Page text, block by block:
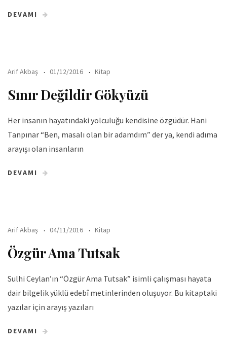
DEVAMI
Arif Akbaş 01/12/2016 Kitap
Sınır Değildir Gökyüzü
Her insanın hayatındaki yolculuğu kendisine özgüdür. Hani
Tanpınar “Ben, masalı olan bir adamdım” der ya, kendi adıma
arayışı olan insanların
DEVAMI
Arif Akbaş 04/11/2016 Kitap
Özgür Ama Tutsak
Sulhi Ceylan’ın “Özgür Ama Tutsak” isimli çalışması hayata
dair bilgelik yüklü edebî metinlerinden oluşuyor. Bu kitaptaki
yazılar için arayış yazıları
DEVAMI